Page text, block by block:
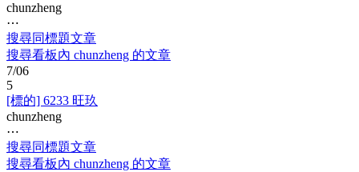
chunzheng
⋯
搜尋同標題文章
搜尋看板內 chunzheng 的文章
7/06
5
[標的] 6233 旺玖
chunzheng
⋯
搜尋同標題文章
搜尋看板內 chunzheng 的文章